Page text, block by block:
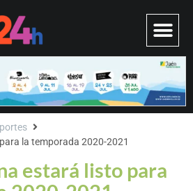
estará listo para
la temporada 2020-2021